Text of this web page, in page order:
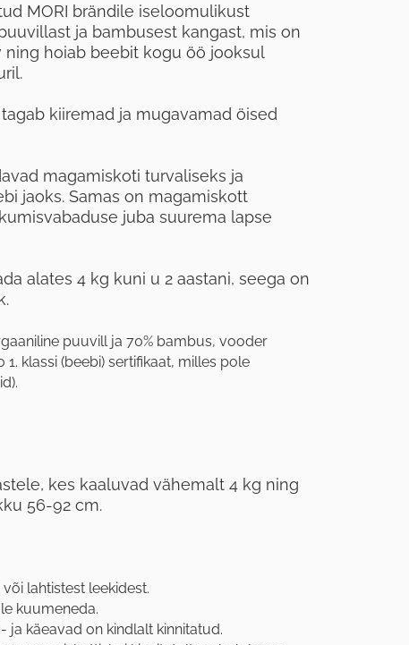
MORI brändile iseloomulikust
ja bambusest kangast, mis on
hoiab beebit kogu öö jooksul
kiiremad ja mugavamad öised
magamiskoti turvaliseks ja
jaoks. Samas on magamiskott
juba suurema lapse
alates 4 kg kuni u 2 aastani, seega on
puuvill ja 70% bambus, vooder
1. klassi (beebi) sertifikaat, milles pole
kes kaaluvad vähemalt 4 kg ning
56-92 cm.
lahtistest leekidest.
kuumeneda.
ja käeavad on kindlalt kinnitatud.